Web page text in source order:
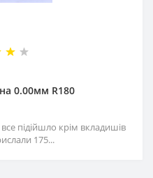
0.00мм R180
підійшло крім вкладишів
175...